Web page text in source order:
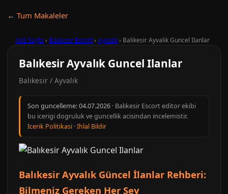
← Tum Makaleler
Ana Sayfa › Balıkesir Escort› Ayvalık› Balıkesir Ayvalık Guncel Ilanlar
Balıkesir Ayvalık Guncel Ilanlar
Balıkesir / Ayvalık
Son guncelleme:04.07.2026 · Balıkesir Escort editor ekibi
bu icerigi dogruluk ve guncellik acisindan incelemistir.
Icerik Politikasi ·Ihlal Bildir
Balıkesir Ayvalık Güncel İlanlar Rehberi:
Bilmeniz Gereken Her Şey